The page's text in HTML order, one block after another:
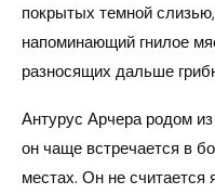
покрытых темной
напоминающий гнилое
разносящих дальше
Антурус Арчера родом
он чаще встречается в
местах. Он не считается